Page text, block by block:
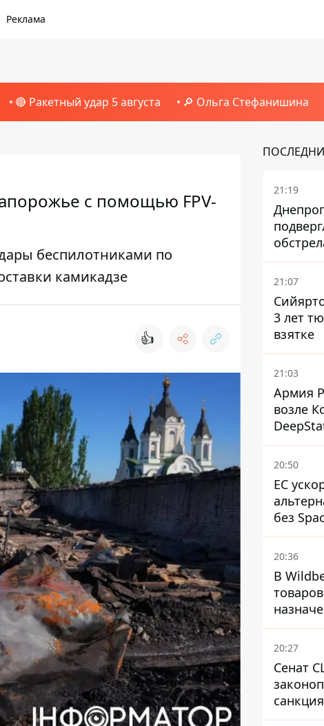
Реклама
🔴 Ракетный удар 5 августа 🔎 Ольга Стефанишина
с помощью FPV-
беспилотниками по
камикадзе
👍
21:19
21:07
3 лет
взятке
21:03
Армия
возле
20:50
ЕС
без
20:36
В
20:27
Сенат
Ирана